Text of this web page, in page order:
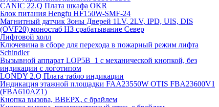
CANIC 22.Q Плата шкафа OKR
Блок питания Hengfu HF150W-SMF-24
Магнитный датчик Зоны Дверей 1LV, 2LV, IPD, UIS, DIS
(OVF20) моностаб НЗ срабатывание Cевер
Лифтовой холл
Ключевина в сборе для перехода в пожарный режим лифта
Schindler
Вызывной аппарат LOP5B_1 с механической кнопкой, без
индикации с логотипом
LONDY 2.Q Плата табло индикации
Индикация этажной площадки FAA23550W OTIS FBA23600V1
(FBA610AZ1)
Кнопка вызова, ВВЕРХ, с брайлем